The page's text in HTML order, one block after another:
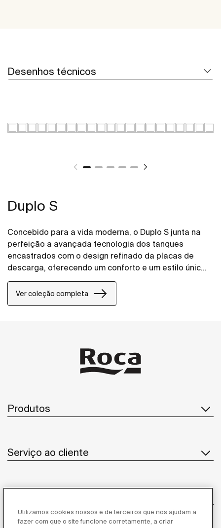
Desenhos técnicos
Duplo S
Concebido para a vida moderna, o Duplo S junta na
perfeição a avançada tecnologia dos tanques
encastrados com o design refinado da placas de
descarga, oferecendo um conforto e um estilo únicos
a qualquer projeto de casa de banho.
Ver coleção completa
Produtos
Serviço ao cliente
Utilizamos cookies nossos e de terceiros que nos ajudam a
fazer com que o site funcione corretamente, a criar